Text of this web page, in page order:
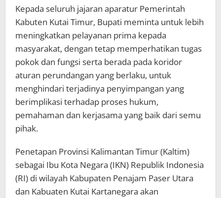
Kepada seluruh jajaran aparatur Pemerintah
Kabuten Kutai Timur, Bupati meminta untuk lebih
meningkatkan pelayanan prima kepada
masyarakat, dengan tetap memperhatikan tugas
pokok dan fungsi serta berada pada koridor
aturan perundangan yang berlaku, untuk
menghindari terjadinya penyimpangan yang
berimplikasi terhadap proses hukum,
pemahaman dan kerjasama yang baik dari semu
pihak.
Penetapan Provinsi Kalimantan Timur (Kaltim)
sebagai Ibu Kota Negara (IKN) Republik Indonesia
(RI) di wilayah Kabupaten Penajam Paser Utara
dan Kabuaten Kutai Kartanegara akan